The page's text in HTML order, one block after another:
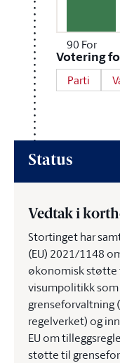
90 For
Votering
Parti
Status
Vedtak i
Stortinget har
(EU) 2021/1148
økonomisk støtte
visumpolitikk
grenseforvaltning
regelverket) og
EU om
støtte til